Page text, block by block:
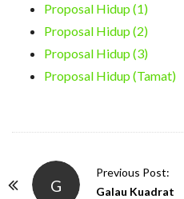
Proposal Hidup (1)
Proposal Hidup (2)
Proposal Hidup (3)
Proposal Hidup (Tamat)
G
Previous Post:
Galau Kuadrat